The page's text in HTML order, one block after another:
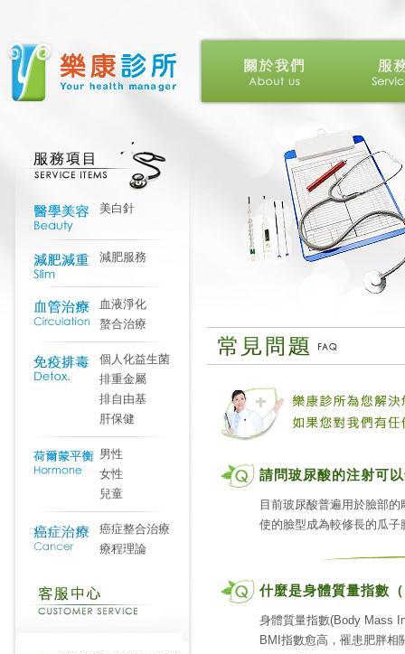
美白針
減肥服務
血液淨化
螯合治療
個人化益生菌
排重金屬
排自由基
肝保健
男性
女性
兒童
癌症整合治療
療程理論
請問玻尿酸的注射可
目前玻尿酸普遍用於臉部
使的臉型成為較修長的瓜
什麼是身體質量指數
身體質量指數(Body Mass
BMI指數愈高，罹患肥胖